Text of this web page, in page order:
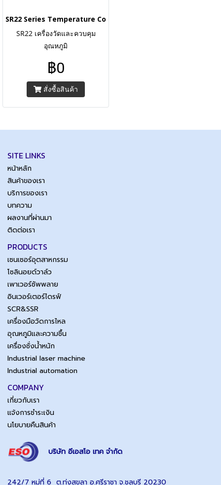
SR22 Series Temperature Controllers
SR22 เครื่องวัดและควบคุม
อุณหภูมิ
฿0
สั่งซื้อสินค้า
SITE LINKS
หน้าหลัก
สินค้าของเรา
บริการของเรา
บทความ
ผลงานที่ผ่านมา
ติดต่อเรา
PRODUCTS
เซนเซอร์อุตสาหกรรม
โซลินอยด์วาล์ว
เพาเวอร์ซัพพลาย
อินเวอร์เตอร์ไดรฟ์
SCR&SSR
เครื่องมือวัดการไหล
อุณหภูมิและความชื้น
เครื่องชั่งน้ำหนัก
Industrial laser machine
Industrial automation
COMPANY
เกี่ยวกับเรา
แจ้งการชำระเงิน
นโยบายคืนสินค้า
บริษัท อีเอสโอ เทค จำกัด
242/7 หมู่ที่ 6 ต.ทุ่งสุขลา อ.ศรีราชา จ.ชลบุรี 20230